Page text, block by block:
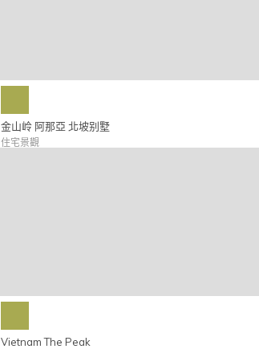
金山岭 阿那亞 北坡别墅
住宅景觀
Vietnam The Peak